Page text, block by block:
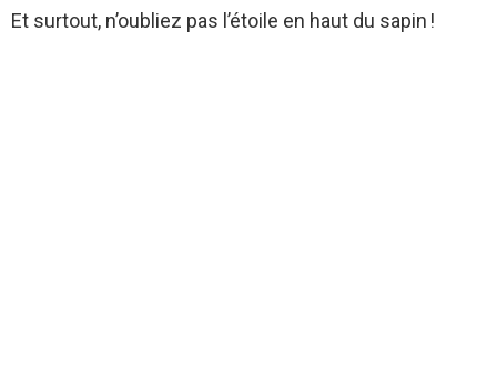
Et surtout, n’oubliez pas l’étoile en haut du sapin !